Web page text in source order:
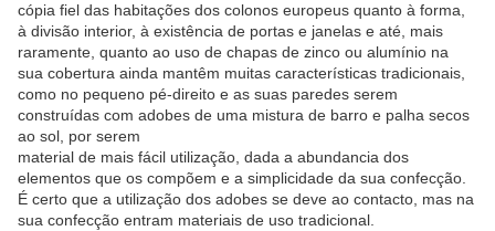
cópia fiel das habitações dos colonos europeus quanto à forma,
à divisão interior, à existência de portas e janelas e até, mais
raramente, quanto ao uso de chapas de zinco ou alumínio na
sua cobertura ainda mantêm muitas características tradicionais,
como no pequeno pé-direito e as suas paredes serem
construídas com adobes de uma mistura de barro e palha secos
ao sol, por serem
material de mais fácil utilização, dada a abundancia dos
elementos que os compõem e a simplicidade da sua confecção.
É certo que a utilização dos adobes se deve ao contacto, mas na
sua confecção entram materiais de uso tradicional.